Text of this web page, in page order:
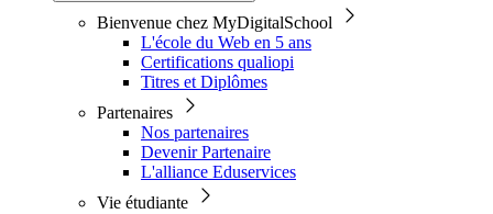
Bienvenue chez MyDigitalSchool
L'école du Web en 5 ans
Certifications qualiopi
Titres et Diplômes
Partenaires
Nos partenaires
Devenir Partenaire
L'alliance Eduservices
Vie étudiante